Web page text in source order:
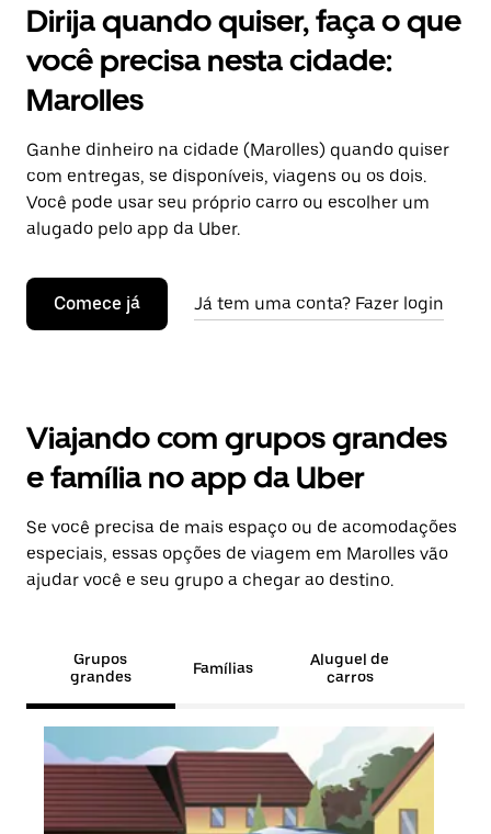
Dirija quando quiser, faça o que
você precisa nesta cidade:
Marolles
Ganhe dinheiro na cidade (Marolles) quando quiser
com entregas, se disponíveis, viagens ou os dois.
Você pode usar seu próprio carro ou escolher um
alugado pelo app da Uber.
Comece já Já tem uma conta? Fazer login
Viajando com grupos grandes
e família no app da Uber
Se você precisa de mais espaço ou de acomodações
especiais, essas opções de viagem em Marolles vão
ajudar você e seu grupo a chegar ao destino.
Grupos
grandes
Famílias
Aluguel de
carros